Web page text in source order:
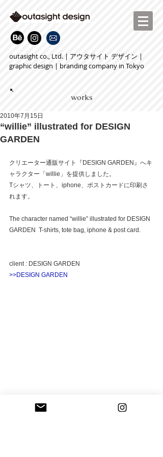
outasight co., Ltd. | アウタサイト デザイン |
graphic design | branding company in Tokyo
works
“willie” illustrated for DESIGN
GARDEN
2010年7月15日
クリエーター通販サイト『DESIGN GARDEN』へキ
ャラクター「willie」を提供しました。
Tシャツ、トート、iphone、ポストカードに印刷さ
れます。
The character named “willie” illustrated for DESIGN
GARDEN  T-shirts, tote bag, iphone & post card.
client : DESIGN GARDEN
>>DESIGN GARDEN